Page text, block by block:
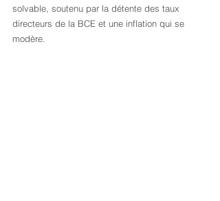
solvable, soutenu par la détente des taux
directeurs de la BCE et une inflation qui se
modère.